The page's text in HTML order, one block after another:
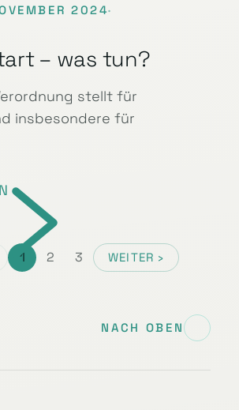
2024·
– was tun?
stellt für
insbesondere für
1 2 3 WEITER ›
NACH OBEN